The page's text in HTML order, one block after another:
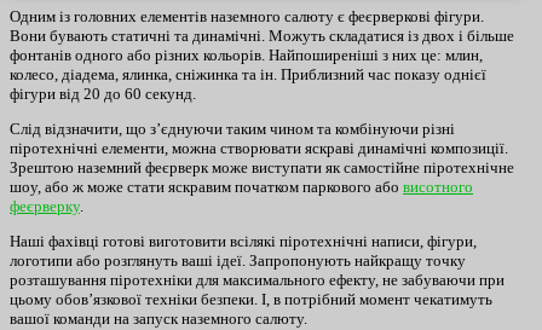
Одним із головних елементів наземного салюту є феєрверкові фігури.
Вони бувають статичні та динамічні. Можуть складатися із двох і більше
фонтанів одного або різних кольорів. Найпоширеніші з них це: млин,
колесо, діадема, ялинка, сніжинка та ін. Приблизний час показу однієї
фігури від 20 до 60 секунд.
Слід відзначити, що з’єднуючи таким чином та комбінуючи різні
піротехнічні елементи, можна створювати яскраві динамічні композиції.
Зрештою наземний феєрверк може виступати як самостійне піротехнічне
шоу, або ж може стати яскравим початком паркового або висотного
феєрверку.
Наші фахівці готові виготовити всілякі піротехнічні написи, фігури,
логотипи або розглянуть ваші ідеї. Запропонують найкращу точку
розташування піротехніки для максимального ефекту, не забуваючи при
цьому обов’язкової техніки безпеки. І, в потрібний момент чекатимуть
вашої команди на запуск наземного салюту.